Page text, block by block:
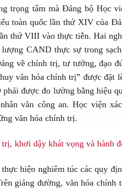
trọng tâm mà Đảng bộ Học
toàn quốc lần thứ XIV của
thứ VIII vào thực tiễn. Hai
CAND thực sự trong
về chính trị, tư tưởng, đạo
văn hóa chính trị” được đặt
được đo lường bằng hiệu
văn công an. Học viện
văn hóa chính trị.
hiện nghiêm túc các quy
giảng đường, văn hóa chính